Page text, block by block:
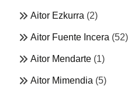
Aitor Ezkurra (2)
Aitor Fuente Incera (52)
Aitor Mendarte (1)
Aitor Mimendia (5)